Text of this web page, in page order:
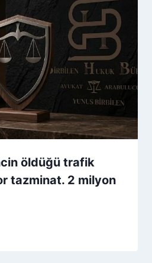
öldüğü trafik
tazminat. 2 milyon